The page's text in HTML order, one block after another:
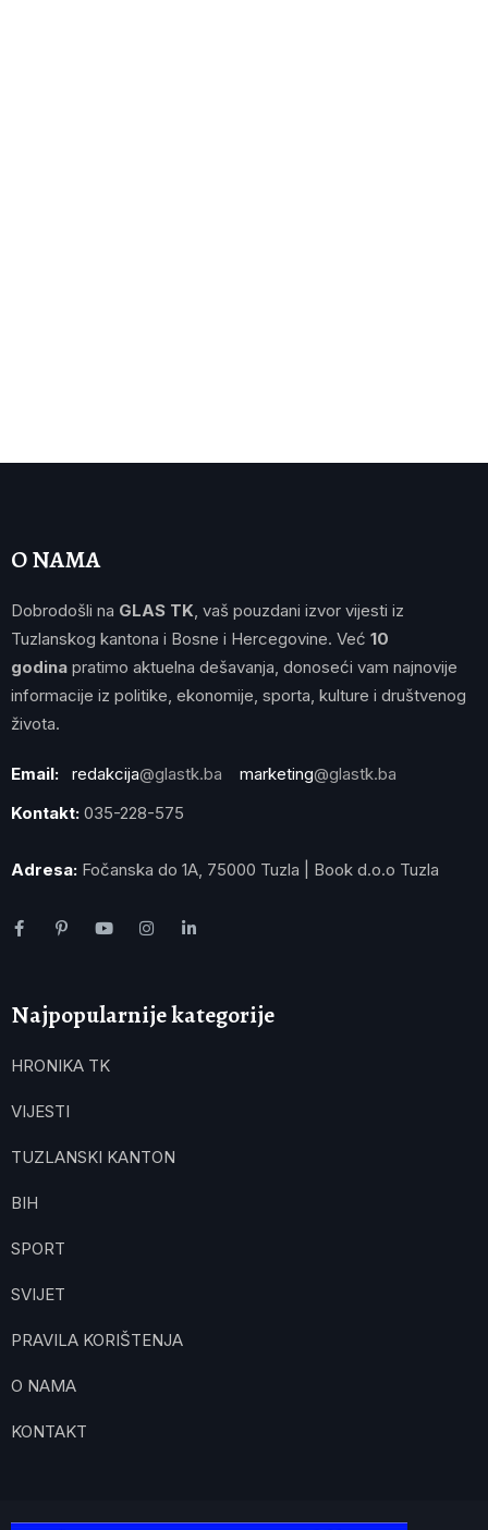
O NAMA
Dobrodošli na GLAS TK, vaš pouzdani izvor vijesti iz
Tuzlanskog kantona i Bosne i Hercegovine. Već 10
godina pratimo aktuelna dešavanja, donoseći vam najnovije
informacije iz politike, ekonomije, sporta, kulture i društvenog
života.
Email: redakcija@glastk.ba marketing@glastk.ba
Kontakt: 035-228-575
Adresa: Fočanska do 1A, 75000 Tuzla | Book d.o.o Tuzla
Najpopularnije kategorije
HRONIKA TK
VIJESTI
TUZLANSKI KANTON
BIH
SPORT
SVIJET
PRAVILA KORIŠTENJA
O NAMA
KONTAKT